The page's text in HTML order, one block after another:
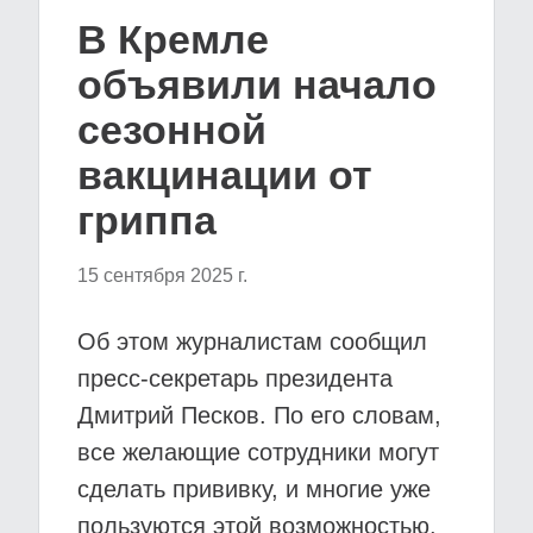
В Кремле
объявили начало
сезонной
вакцинации от
гриппа
15 сентября 2025 г.
Об этом журналистам сообщил
пресс-секретарь президента
Дмитрий Песков. По его словам,
все желающие сотрудники могут
сделать прививку, и многие уже
пользуются этой возможностью.